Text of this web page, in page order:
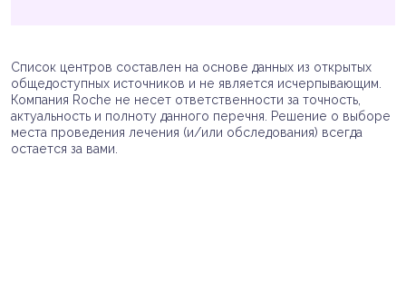
Список центров составлен на основе данных из открытых
общедоступных источников и не является исчерпывающим.
Компания Roche не несет ответственности за точность,
актуальность и полноту данного перечня. Решение о выборе
места проведения лечения (и/или обследования) всегда
остается за вами.